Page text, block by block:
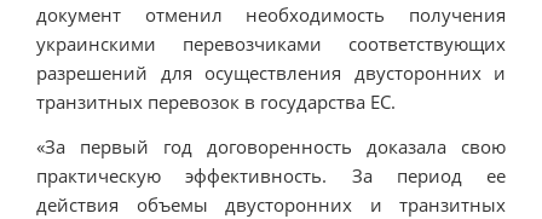
документ отменил необходимость получения
украинскими перевозчиками соответствующих
разрешений для осуществления двусторонних и
транзитных перевозок в государства ЕС.
«За первый год договоренность доказала свою
практическую эффективность. За период ее
действия объемы двусторонних и транзитных